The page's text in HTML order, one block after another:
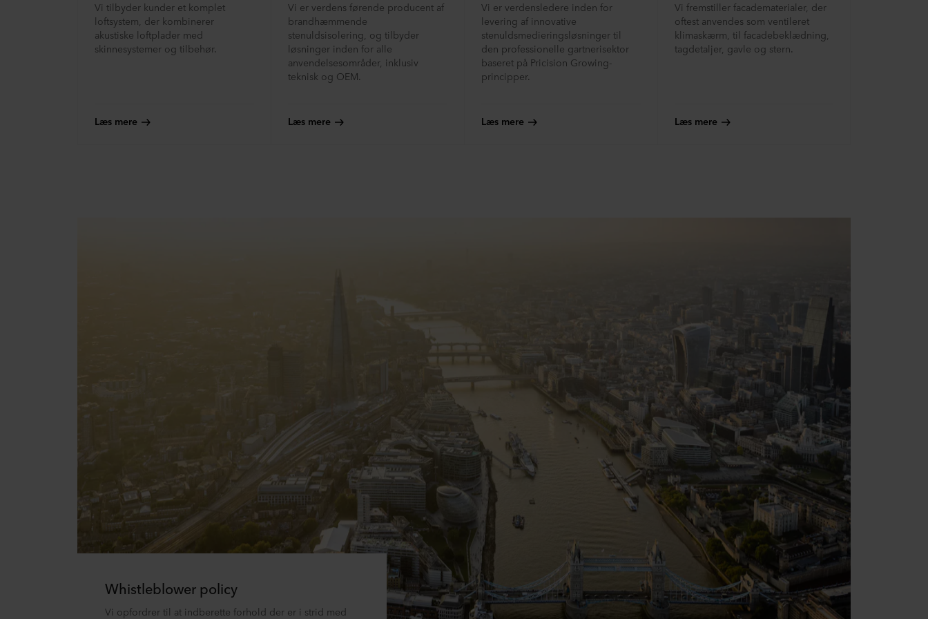
Vi tilbyder kunder et komplet
loftsystem, der kombinerer
akustiske loftplader med
skinnesystemer og tilbehør.
Læs mere
Vi er verdens førende producent af
brandhæmmende
stenuldsisolering, og tilbyder
løsninger inden for alle
anvendelsesområder, inklusiv
teknisk og OEM.
Læs mere
Vi er verdensledere inden for
levering af innovative
stenuldsmedieringsløsninger til
den professionelle gartnerisektor
baseret på Pricision Growing-
principper.
Læs mere
Vi fremstiller facadematerialer, der
oftest anvendes som ventileret
klimaskærm, til facadebeklædning,
tagdetaljer, gavle og stern.
Læs mere
Whistleblower policy
Vi opfordrer til at indberette forhold der er i strid med